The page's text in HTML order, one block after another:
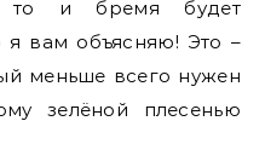
то и бремя будет
вам объясняю! Это –
меньше всего нужен
зелёной плесенью